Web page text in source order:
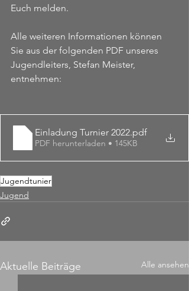
Euch melden.
Alle weiteren Informationen können
Sie aus der folgenden PDF unseres
Jugendleiters, Stefan Meister,
entnehmen:
Einladung Turnier 2022.pdf
PDF herunterladen • 145KB
Jugendtunier
Jugend
Aktuelle Beiträge Alle ansehen